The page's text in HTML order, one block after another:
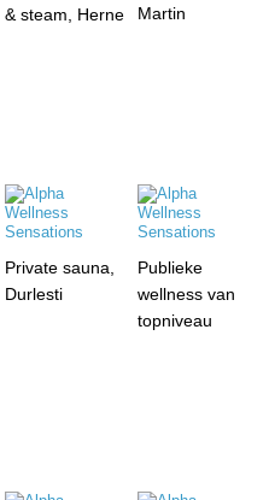
& steam, Herne
Martin
Private sauna,
Durlesti
Publieke
wellness van
topniveau